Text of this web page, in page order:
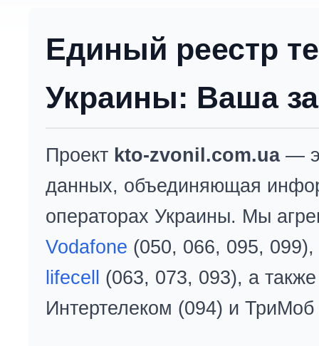
Единый реестр
Украины: Ваша
Проект kto-zvonil.com.ua—
данных, объединяющая
операторах Украины. Мы
Vodafone (050, 066, 095, 099),
lifecell
(063, 073, 093), а
Интертелеком (094) и ТриМоб